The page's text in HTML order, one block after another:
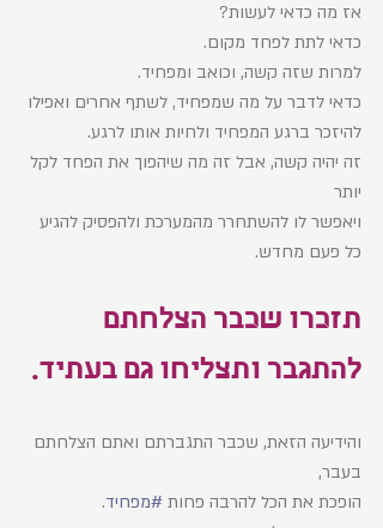
אז מה כדאי לעשות?
כדאי לתת לפחד מקום.
למרות שזה קשה, וכואב ומפחיד.
כדאי לדבר על מה שמפחיד, לשתף אחרים ואפילו
להיזכר ברגע המפחיד ולחיות אותו לרגע.
זה יהיה קשה, אבל זה מה שיהפוך את הפחד לקל
יותר
ויאפשר לו להשתחרר מהמערכת ולהפסיק להגיע
כל פעם מחדש.
תזכרו שכבר הצלחתם
להתגבר ותצליחו גם בעתיד.
והידיעה הזאת, שכבר התגברתם ואתם הצלחתם
בעבר,
הופכת את הכל להרבה פחות #מפחיד.